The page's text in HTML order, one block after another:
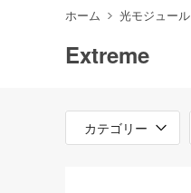
ホーム 光モジュール
Extreme
カテゴリー